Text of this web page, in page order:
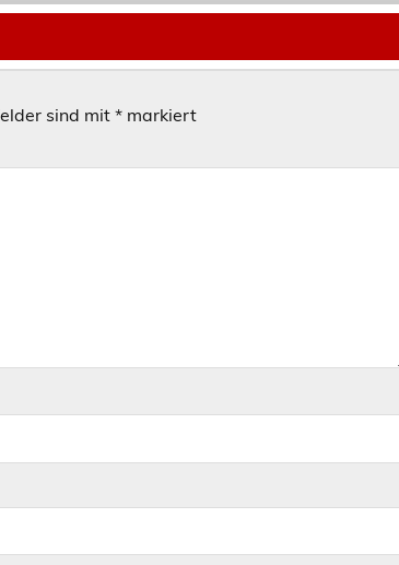
sind mit* markiert